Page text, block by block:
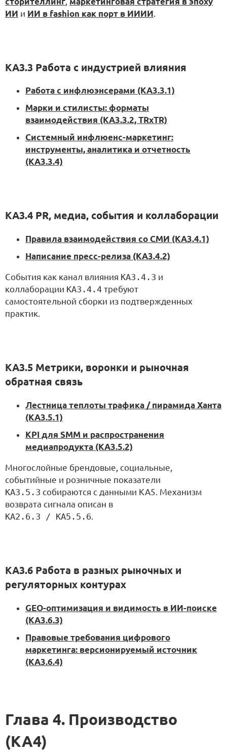
ИИ и ИИ в fashion как порт в ИИИИ
KA3.3 Работа с индустрией влияния
Работа с инфлюэнсерами (KA3.3.1)
Марки и стилисты: форматы
взаимодействия (KA3.3.2, TRxTR)
Системный инфлюенс-маркетинг:
инструменты, аналитика и отчетность
(KA3.3.4)
KA3.4 PR, медиа, события и коллаборации
Правила взаимодействия со СМИ (KA3.4.1)
Написание пресс-релиза (KA3.4.2)
События как канал влияния KA3.4.3 и
коллаборации KA3.4.4 требуют
самостоятельной сборки из подтвержденных
практик.
KA3.5 Метрики, воронки и рыночная
обратная связь
Лестница теплоты трафика / пирамида Ханта
(KA3.5.1)
KPI для SMM и распространения
медиапродукта (KA3.5.2)
Многослойные брендовые, социальные,
событийные и розничные показатели
KA3.5.3 собираются с данными KA5. Механизм
возврата сигнала описан в
KA2.6.3 / KA5.5.6
KA3.6 Работа в разных рыночных и
регуляторных контурах
GEO-оптимизация и видимость в ИИ-поиске
(KA3.6.3)
Правовые требования цифрового
маркетинга: версионируемый источник
(KA3.6.4)
Глава 4. Производство
(KA4)